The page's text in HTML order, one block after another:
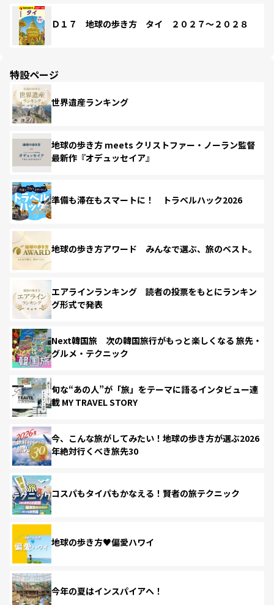
Ｄ１７ 地球の歩き方 タイ ２０２７～２０２８
特設ページ
世界遺産ランキング
地球の歩き方 meets クリストファー・ノーラン監督
最新作『オデュッセイア』
準備も滞在もスマートに！ トラベルハック2026
地球の歩き方アワード みんなで選ぶ、旅のベスト。
エアラインランキング 読者の投票をもとにランキン
グ形式で発表
Next韓国旅 次の韓国旅行がもっと楽しくなる 旅先・
グルメ・テクニック
旬な“あの人”が「旅」をテーマに語るインタビュー連
載 MY TRAVEL STORY
今、こんな旅がしてみたい！地球の歩き方が選ぶ2026
年絶対行くべき旅先30
コスパもタイパもかなえる！賢者の旅テクニック
地球の歩き方♥偏愛ハワイ
今年の夏はインスパイアへ！